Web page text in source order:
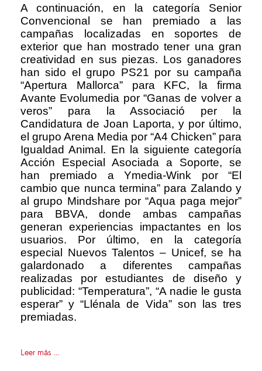
A continuación, en la categoría Senior
Convencional se han premiado a las
campañas localizadas en soportes de
exterior que han mostrado tener una gran
creatividad en sus piezas. Los ganadores
han sido el grupo PS21 por su campaña
“Apertura Mallorca” para KFC, la firma
Avante Evolumedia por “Ganas de volver a
veros” para la Associació per la
Candidatura de Joan Laporta, y por último,
el grupo Arena Media por “A4 Chicken” para
Igualdad Animal. En la siguiente categoría
Acción Especial Asociada a Soporte, se
han premiado a Ymedia-Wink por “El
cambio que nunca termina” para Zalando y
al grupo Mindshare por “Aqua paga mejor”
para BBVA, donde ambas campañas
generan experiencias impactantes en los
usuarios. Por último, en la categoría
especial Nuevos Talentos – Unicef, se ha
galardonado a diferentes campañas
realizadas por estudiantes de diseño y
publicidad: “Temperatura”, “A nadie le gusta
esperar” y “Llénala de Vida” son las tres
premiadas.
Leer más ...